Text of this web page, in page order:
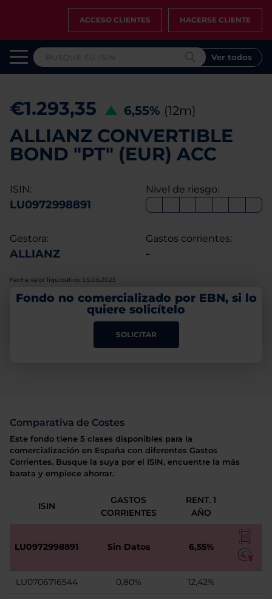
ACCESO CLIENTES HACERSE CLIENTE
Ver todos
€1.293,35 6,55% (12m)
ALLIANZ CONVERTIBLE
BOND "PT" (EUR) ACC
ISIN:
LU0972998891
Nivel de riesgo:
Gestora:
ALLIANZ
Gastos corrientes:
-
Fecha valor liquidativo: 05.06.2025
Fondo no comercializado por EBN, si lo
quiere solicítelo
SOLICITAR
Comparativa de Costes
Este fondo tiene 5 clases disponibles para la
comercialización en España con diferentes Gastos
Corrientes. Busque la suya por el ISIN, encuentre la más
barata y empiece ahorrar.
ISIN
GASTOS
CORRIENTES
RENT. 1
AÑO
LU0972998891 Sin Datos 6,55%
LU0706716544 0,80% 12,42%